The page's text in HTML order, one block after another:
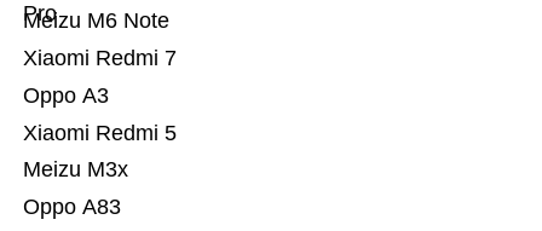
Oppo A83
Meizu M3x
Xiaomi Redmi 5
Oppo A3
Xiaomi Redmi 7
Meizu M6 Note
Pro